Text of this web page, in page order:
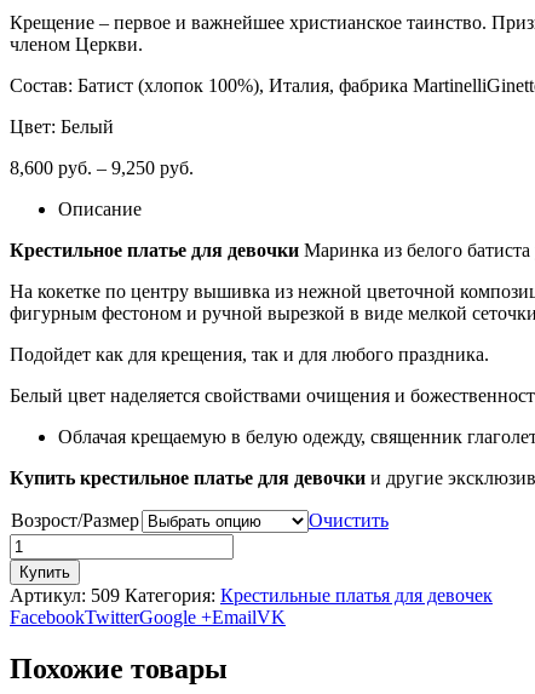
Крещение – первое и важнейшее христианское таинство.
членом Церкви.
Состав: Батист (хлопок 100%), Италия, фабрика
Цвет: Белый
8,600 руб. – 9,250 руб.
Описание
Крестильное платье для девочки Маринка из белого
На кокетке по центру вышивка из нежной цветочной
фигурным фестоном и ручной вырезкой в виде мелкой
Подойдет как для крещения, так и для любого праздника.
Белый цвет наделяется свойствами очищения и
Облачая крещаемую в белую одежду, священник
Купить крестильное платье для девочки и другие
Возрост/Размер Очистить
Купить
Артикул: 509 Категория: Крестильные платья для девочек
FacebookTwitterGoogle +EmailVK
Похожие товары